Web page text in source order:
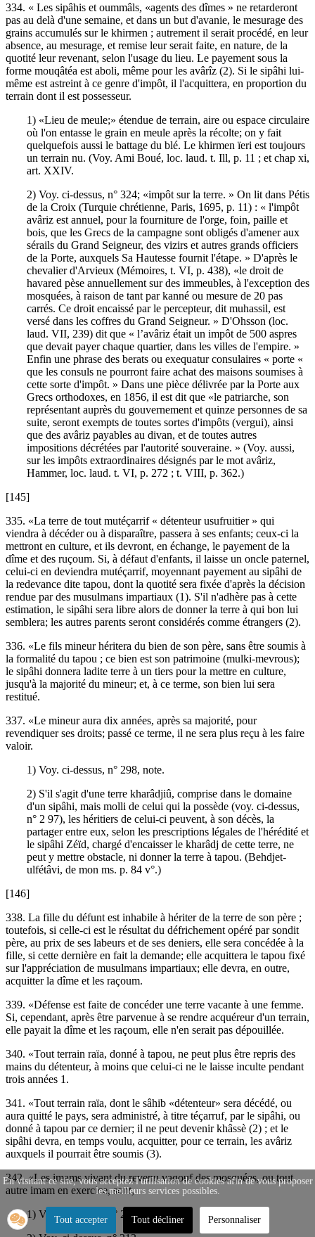
334. « Les sipâhis et oummâls, «agents des dîmes » ne retarderont
pas au delà d'une semaine, et dans un but d'avanie, le mesurage des
grains accumulés sur le khirmen ; autrement il serait procédé, en leur
absence, au mesurage, et remise leur serait faite, en nature, de la
quotité leur revenant, selon l'usage du lieu. Le payement sous la
forme mouqâtéa est aboli, même pour les avârîz (2). Si le sipâhi lui-
même est astreint à ce genre d'impôt, il l'acquittera, en proportion du
terrain dont il est possesseur.
1) «Lieu de meule;» étendue de terrain, aire ou espace circulaire
où l'on entasse le grain en meule après la récolte; on y fait
quelquefois aussi le battage du blé. Le khirmen ïeri est toujours
un terrain nu. (Voy. Ami Boué, loc. laud. t. Ill, p. 11 ; et chap xi,
art. XXIV.
2) Voy. ci-dessus, n° 324; «impôt sur la terre. » On lit dans Pétis
de la Croix (Turquie chrétienne, Paris, 1695, p. 11) : « l'impôt
avâriz est annuel, pour la fourniture de l'orge, foin, paille et
bois, que les Grecs de la campagne sont obligés d'amener aux
sérails du Grand Seigneur, des vizirs et autres grands officiers
de la Porte, auxquels Sa Hautesse fournit l'étape. » D'après le
chevalier d'Arvieux (Mémoires, t. VI, p. 438), «le droit de
havared pèse annuellement sur des immeubles, à l'exception des
mosquées, à raison de tant par kanné ou mesure de 20 pas
carrés. Ce droit encaissé par le percepteur, dit muhassil, est
versé dans les coffres du Grand Seigneur. » D'Ohsson (loc.
laud. VII, 239) dit que « l’avâriz était un impôt de 500 aspres
que devait payer chaque quartier, dans les villes de l'empire. »
Enfin une phrase des berats ou exequatur consulaires « porte «
que les consuls ne pourront faire achat des maisons soumises à
cette sorte d'impôt. » Dans une pièce délivrée par la Porte aux
Grecs orthodoxes, en 1856, il est dit que «le patriarche, son
représentant auprès du gouvernement et quinze personnes de sa
suite, seront exempts de toutes sortes d'impôts (vergui), ainsi
que des avâriz payables au divan, et de toutes autres
impositions décrétées par l'autorité souveraine. » (Voy. aussi,
sur les impôts extraordinaires désignés par le mot avâriz,
Hammer, loc. laud. t. VI, p. 272 ; t. VIII, p. 362.)
[145]
335. «La terre de tout mutéçarrif « détenteur usufruitier » qui
viendra à décéder ou à disparaître, passera à ses enfants; ceux-ci la
mettront en culture, et ils devront, en échange, le payement de la
dîme et des ruçoum. Si, à défaut d'enfants, il laisse un oncle paternel,
celui-ci en deviendra mutéçarrif, moyennant payement au sipâhi de
la redevance dite tapou, dont la quotité sera fixée d'après la décision
rendue par des musulmans impartiaux (1). S'il n'adhère pas à cette
estimation, le sipâhi sera libre alors de donner la terre à qui bon lui
semblera; les autres parents seront considérés comme étrangers (2).
336. «Le fils mineur héritera du bien de son père, sans être soumis à
la formalité du tapou ; ce bien est son patrimoine (mulki-mevrous);
le sipâhi donnera ladite terre à un tiers pour la mettre en culture,
jusqu'à la majorité du mineur; et, à ce terme, son bien lui sera
restitué.
337. «Le mineur aura dix années, après sa majorité, pour
revendiquer ses droits; passé ce terme, il ne sera plus reçu à les faire
valoir.
1) Voy. ci-dessus, n° 298, note.
2) S'il s'agit d'une terre kharâdjiû, comprise dans le domaine
d'un sipâhi, mais molli de celui qui la possède (voy. ci-dessus,
n° 2 97), les héritiers de celui-ci peuvent, à son décès, la
partager entre eux, selon les prescriptions légales de l'hérédité et
le sipâhi Zéïd, chargé d'encaisser le kharâdj de cette terre, ne
peut y mettre obstacle, ni donner la terre à tapou. (Behdjet-
ulfétâvi, de mon ms. p. 84 v°.)
[146]
338. La fille du défunt est inhabile à hériter de la terre de son père ;
toutefois, si celle-ci est le résultat du défrichement opéré par sondit
père, au prix de ses labeurs et de ses deniers, elle sera concédée à la
fille, si cette dernière en fait la demande; elle acquittera le tapou fixé
sur l'appréciation de musulmans impartiaux; elle devra, en outre,
acquitter la dîme et les raçoum.
339. «Défense est faite de concéder une terre vacante à une femme.
Si, cependant, après être parvenue à se rendre acquéreur d'un terrain,
elle payait la dîme et les raçoum, elle n'en serait pas dépouillée.
340. «Tout terrain raïa, donné à tapou, ne peut plus être repris des
mains du détenteur, à moins que celui-ci ne le laisse inculte pendant
trois années 1.
341. «Tout terrain raïa, dont le sâhib «détenteur» sera décédé, ou
aura quitté le pays, sera administré, à titre téçarruf, par le sipâhi, ou
donné à tapou par ce dernier; il ne peut devenir khâssè (2) ; et le
sipâhi devra, en temps voulu, acquitter, pour ce terrain, les avâriz
auxquels il pourrait être soumis (3).
342. «Les imams vivant du revenu vaqouf des mosquées, ou tout
autre imam en exercice, sont,
1) Voy. ci-dessus, n° 229.
En visitant ce site, vous acceptez l'utilisation de cookies afin de vous proposer
les meilleurs services possibles.
Tout accepter Tout décliner Personnaliser